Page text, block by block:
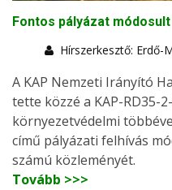
Fontos pályázat módosult
Hírszerkesztő: Erdő-
A KAP Nemzeti Irányító
tette közzé a KAP-RD35-
környezetvédelmi
című pályázati felhívás
számú közleményét.
Tovább >>>